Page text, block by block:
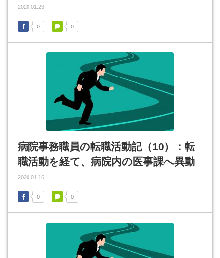
2020.01.23
0 0
病院事務職員の転職活動記（10）：転
職活動を経て、病院内の医事課へ異動
2020.01.16
0 0